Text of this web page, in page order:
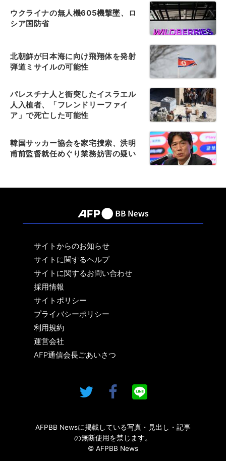
ウクライナの無人機605機撃墜、ロ
シア国防省
北朝鮮が日本海に向け飛翔体を発射
弾道ミサイルの可能性
パレスチナ人と衝突したイスラエル
人入植者、「フレンドリーファイ
ア」で死亡した可能性
韓国サッカー協会を家宅捜索、洪明
甫前監督就任めぐり業務妨害の疑い
サイトからのお知らせ
サイトに関するヘルプ
サイトに関するお問い合わせ
採用情報
サイトポリシー
プライバシーポリシー
利用規約
運営会社
AFP通信会長ごあいさつ
AFPBB Newsに掲載している写真・見出し・記事
の無断使用を禁じます。
© AFPBB News